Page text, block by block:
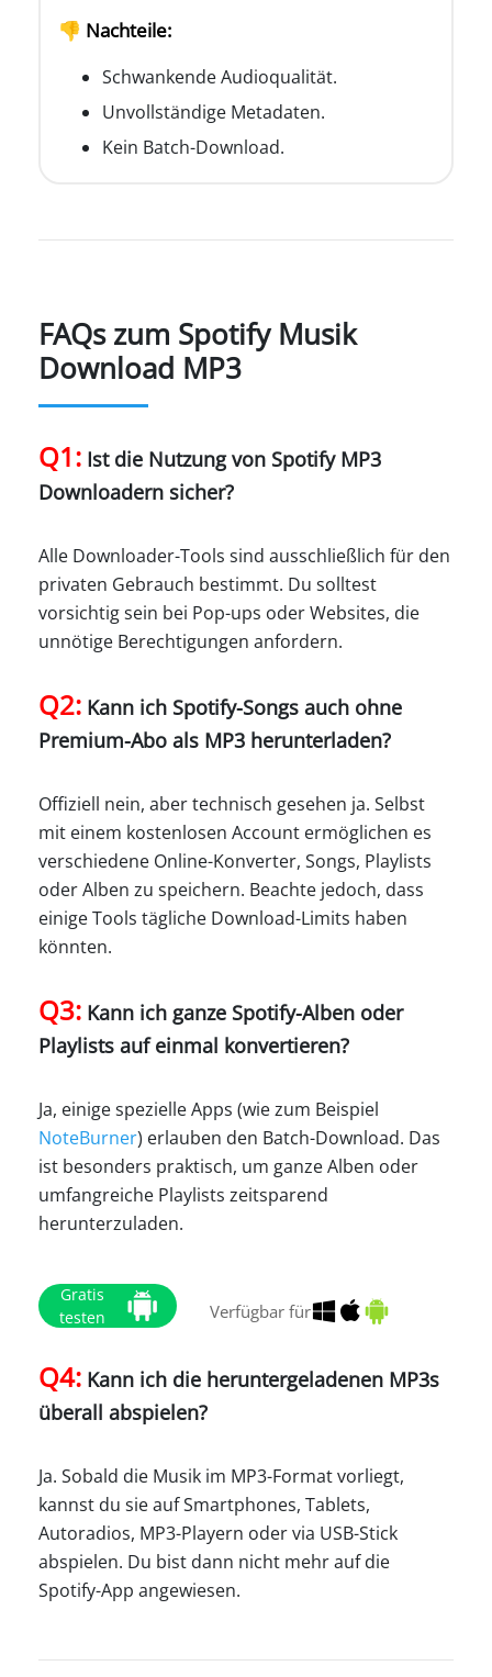
👎 Nachteile:
Schwankende Audioqualität.
Unvollständige Metadaten.
Kein Batch-Download.
FAQs zum Spotify Musik
Download MP3
Q1: Ist die Nutzung von Spotify MP3
Downloadern sicher?
Alle Downloader-Tools sind ausschließlich für den
privaten Gebrauch bestimmt. Du solltest
vorsichtig sein bei Pop-ups oder Websites, die
unnötige Berechtigungen anfordern.
Q2: Kann ich Spotify-Songs auch ohne
Premium-Abo als MP3 herunterladen?
Offiziell nein, aber technisch gesehen ja. Selbst
mit einem kostenlosen Account ermöglichen es
verschiedene Online-Konverter, Songs, Playlists
oder Alben zu speichern. Beachte jedoch, dass
einige Tools tägliche Download-Limits haben
könnten.
Q3: Kann ich ganze Spotify-Alben oder
Playlists auf einmal konvertieren?
Ja, einige spezielle Apps (wie zum Beispiel
NoteBurner) erlauben den Batch-Download. Das
ist besonders praktisch, um ganze Alben oder
umfangreiche Playlists zeitsparend
herunterzuladen.
Gratis
testen
Verfügbar für
Q4: Kann ich die heruntergeladenen MP3s
überall abspielen?
Ja. Sobald die Musik im MP3-Format vorliegt,
kannst du sie auf Smartphones, Tablets,
Autoradios, MP3-Playern oder via USB-Stick
abspielen. Du bist dann nicht mehr auf die
Spotify-App angewiesen.